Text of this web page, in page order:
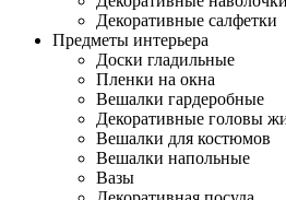
Декоративные салфетки
Предметы интерьера
Доски гладильные
Пленки на окна
Вешалки гардеробные
Декоративные головы
Вешалки для костюмов
Вешалки напольные
Вазы